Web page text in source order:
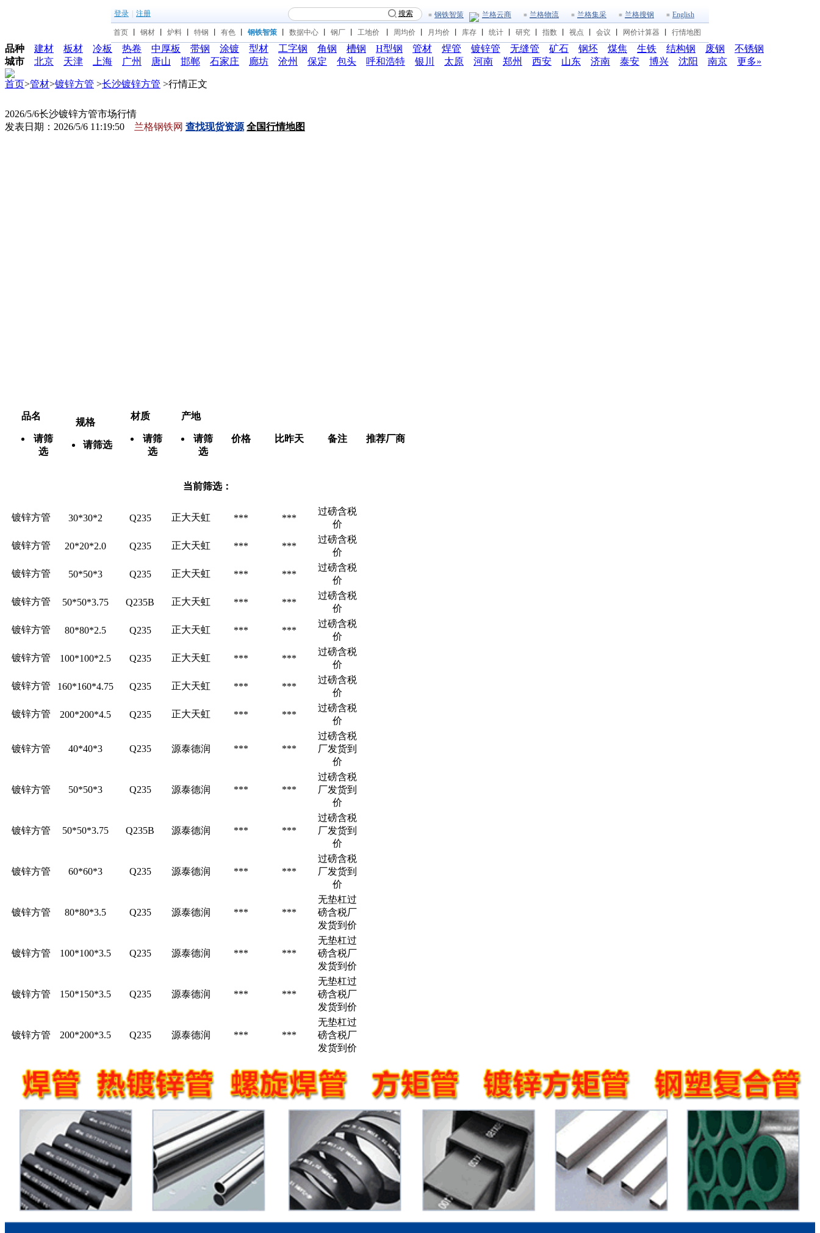
登录 注册 搜索 钢铁智策 兰格云商 兰格物流 兰格集采 兰格搜钢 English
首页 钢材 炉料 特钢 有色 钢铁智策 数据中心 钢厂 工地价 周均价 月均价 库存 统计 研究 指数 视点 会议 网价计算器 行情地图
品种 建材 板材 冷板 热卷 中厚板 带钢 涂镀 型材 工字钢 角钢 槽钢 H型钢 管材 焊管 镀锌管 无缝管 矿石 钢坯 煤焦 生铁 结构钢 废钢
不锈钢
城市
北京 天津 上海 广州 唐山 邯郸 石家庄 廊坊 沧州 保定 包头 呼和浩特 银川 太原 河南 郑州 西安 山东 济南 泰安 博兴 沈阳 南京 更多»
首页>管材>镀锌方管 >长沙镀锌方管 >行情正文
2026/5/6长沙镀锌方管市场行情
发表日期：2026/5/6 11:19:50 兰格钢铁网 查找现货资源 全国行情地图
品名
请筛
选
规格
请筛选
材质
请筛
选
产地
请筛
选
价格 比昨天 备注 推荐厂商
当前筛选：
镀锌方管 30*30*2 Q235 正大天虹 *** ***
过磅含税
价
镀锌方管 20*20*2.0 Q235 正大天虹 *** ***
过磅含税
价
镀锌方管 50*50*3 Q235 正大天虹 *** ***
过磅含税
价
镀锌方管 50*50*3.75 Q235B 正大天虹 *** ***
过磅含税
价
镀锌方管 80*80*2.5 Q235 正大天虹 *** ***
过磅含税
价
镀锌方管 100*100*2.5 Q235 正大天虹 *** ***
过磅含税
价
镀锌方管 160*160*4.75 Q235 正大天虹 *** ***
过磅含税
价
镀锌方管 200*200*4.5 Q235 正大天虹 *** ***
过磅含税
价
镀锌方管 40*40*3 Q235 源泰德润 *** ***
过磅含税
厂发货到
价
镀锌方管 50*50*3 Q235 源泰德润 *** ***
过磅含税
厂发货到
价
镀锌方管 50*50*3.75 Q235B 源泰德润 *** ***
过磅含税
厂发货到
价
镀锌方管 60*60*3 Q235 源泰德润 *** ***
过磅含税
厂发货到
价
镀锌方管 80*80*3.5 Q235 源泰德润 *** ***
无垫杠过
磅含税厂
发货到价
镀锌方管 100*100*3.5 Q235 源泰德润 *** ***
无垫杠过
磅含税厂
发货到价
镀锌方管 150*150*3.5 Q235 源泰德润 *** ***
无垫杠过
磅含税厂
发货到价
镀锌方管 200*200*3.5 Q235 源泰德润 *** ***
无垫杠过
磅含税厂
发货到价